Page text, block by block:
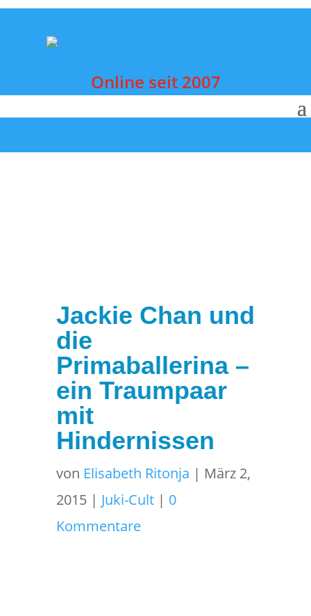
Online seit 2007
Jackie Chan und
die
Primaballerina –
ein Traumpaar
mit
Hindernissen
von Elisabeth Ritonja | März 2,
2015| Juki-Cult| 0
Kommentare